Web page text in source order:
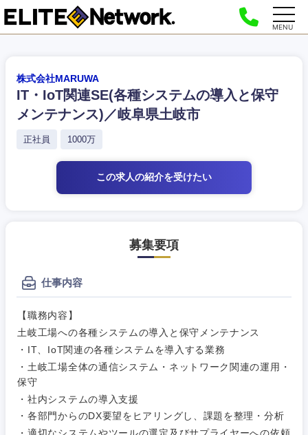
MENU
株式会社MARUWA
IT・IoT関連SE(各種システムの導入と保守
メンテナンス)／岐阜県土岐市
正社員 1000万
この求人の紹介を受けたい
募集要項
仕事内容
【職務内容】
土岐工場への各種システムの導入と保守メンテナンス
・IT、IoT関連の各種システムを導入する業務
・土岐工場全体の通信システム・ネットワーク関連の運用・
保守
・社内システムの導入支援
・各部門からのDX要望をヒアリングし、課題を整理・分析
ご希望の職種を選択してください
経営企
画・事業
すべての経営企画・事業企
ご希望の職種を選択してください
経営企画・事業企画
ご希望の業界を選択してください
商社・卸
ご希望の勤務地を選択してください
北海道・東北地方
ご希望条件を入力ください
希望年収